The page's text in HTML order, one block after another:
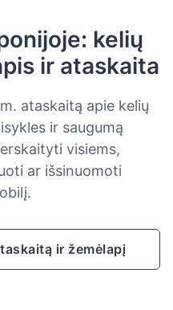
kelių
ir ataskaita
ataskaitą apie kelių
ir saugumą
visiems,
ar išsinuomoti
ir žemėlapį